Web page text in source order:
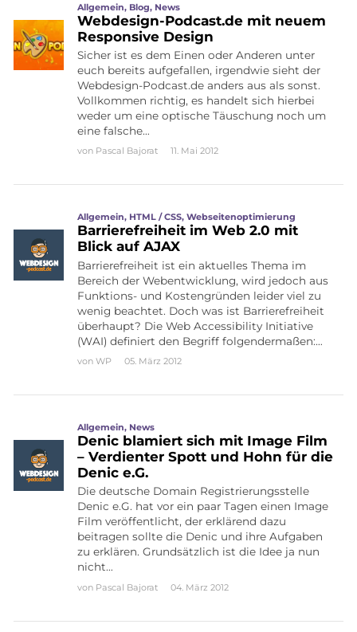
Allgemein, Blog, News
Webdesign-Podcast.de mit neuem
Responsive Design
Sicher ist es dem Einen oder Anderen unter
euch bereits aufgefallen, irgendwie sieht der
Webdesign-Podcast.de anders aus als sonst.
Vollkommen richtig, es handelt sich hierbei
weder um eine optische Täuschung noch um
eine falsche…
von Pascal Bajorat 11. Mai 2012
Allgemein, HTML / CSS,Webseitenoptimierung
Barrierefreiheit im Web 2.0 mit
Blick auf AJAX
Barrierefreiheit ist ein aktuelles Thema im
Bereich der Webentwicklung, wird jedoch aus
Funktions- und Kostengründen leider viel zu
wenig beachtet. Doch was ist Barrierefreiheit
überhaupt? Die Web Accessibility Initiative
(WAI) definiert den Begriff folgendermaßen:…
vonWP 05. März 2012
Allgemein, News
Denic blamiert sich mit Image Film
– Verdienter Spott und Hohn für die
Denic e.G.
Die deutsche Domain Registrierungsstelle
Denic e.G. hat vor ein paar Tagen einen Image
Film veröffentlicht, der erklärend dazu
beitragen sollte die Denic und ihre Aufgaben
zu erklären. Grundsätzlich ist die Idee ja nun
nicht…
von Pascal Bajorat 04. März 2012